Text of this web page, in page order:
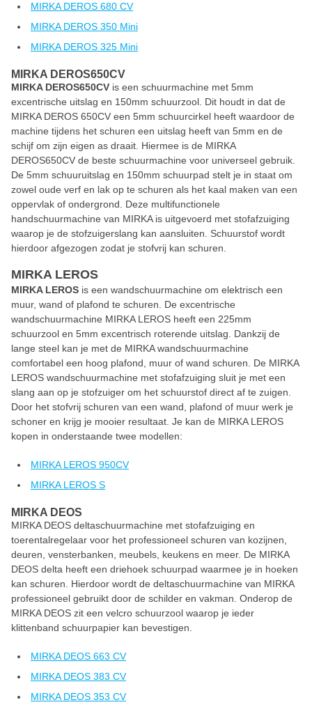
MIRKA DEROS 680 CV
MIRKA DEROS 350 Mini
MIRKA DEROS 325 Mini
MIRKA DEROS650CV
MIRKA DEROS650CV is een schuurmachine met 5mm
excentrische uitslag en 150mm schuurzool. Dit houdt in dat de
MIRKA DEROS 650CV een 5mm schuurcirkel heeft waardoor de
machine tijdens het schuren een uitslag heeft van 5mm en de
schijf om zijn eigen as draait. Hiermee is de MIRKA
DEROS650CV de beste schuurmachine voor universeel gebruik.
De 5mm schuuruitslag en 150mm schuurpad stelt je in staat om
zowel oude verf en lak op te schuren als het kaal maken van een
oppervlak of ondergrond. Deze multifunctionele
handschuurmachine van MIRKA is uitgevoerd met stofafzuiging
waarop je de stofzuigerslang kan aansluiten. Schuurstof wordt
hierdoor afgezogen zodat je stofvrij kan schuren.
MIRKA LEROS
MIRKA LEROS is een wandschuurmachine om elektrisch een
muur, wand of plafond te schuren. De excentrische
wandschuurmachine MIRKA LEROS heeft een 225mm
schuurzool en 5mm excentrisch roterende uitslag. Dankzij de
lange steel kan je met de MIRKA wandschuurmachine
comfortabel een hoog plafond, muur of wand schuren. De MIRKA
LEROS wandschuurmachine met stofafzuiging sluit je met een
slang aan op je stofzuiger om het schuurstof direct af te zuigen.
Door het stofvrij schuren van een wand, plafond of muur werk je
schoner en krijg je mooier resultaat. Je kan de MIRKA LEROS
kopen in onderstaande twee modellen:
MIRKA LEROS 950CV
MIRKA LEROS S
MIRKA DEOS
MIRKA DEOS deltaschuurmachine met stofafzuiging en
toerentalregelaar voor het professioneel schuren van kozijnen,
deuren, vensterbanken, meubels, keukens en meer. De MIRKA
DEOS delta heeft een driehoek schuurpad waarmee je in hoeken
kan schuren. Hierdoor wordt de deltaschuurmachine van MIRKA
professioneel gebruikt door de schilder en vakman. Onderop de
MIRKA DEOS zit een velcro schuurzool waarop je ieder
klittenband schuurpapier kan bevestigen.
MIRKA DEOS 663 CV
MIRKA DEOS 383 CV
MIRKA DEOS 353 CV